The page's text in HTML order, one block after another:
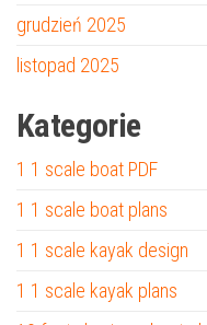
grudzień 2025
listopad 2025
Kategorie
1 1 scale boat PDF
1 1 scale boat plans
1 1 scale kayak design
1 1 scale kayak plans